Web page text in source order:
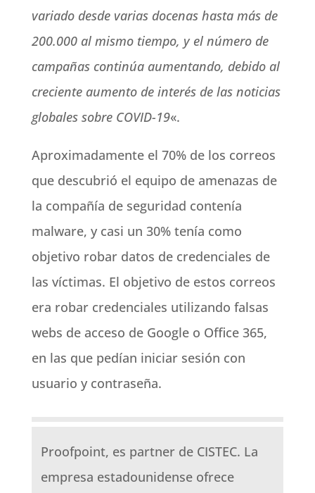
variado desde varias docenas hasta más de
200.000 al mismo tiempo, y el número de
campañas continúa aumentando, debido al
creciente aumento de interés de las noticias
globales sobre COVID-19«.
Aproximadamente el 70% de los correos
que descubrió el equipo de amenazas de
la compañía de seguridad contenía
malware, y casi un 30% tenía como
objetivo robar datos de credenciales de
las víctimas. El objetivo de estos correos
era robar credenciales utilizando falsas
webs de acceso de Google o Office 365,
en las que pedían iniciar sesión con
usuario y contraseña.
Proofpoint, es partner de CISTEC. La
empresa estadounidense ofrece